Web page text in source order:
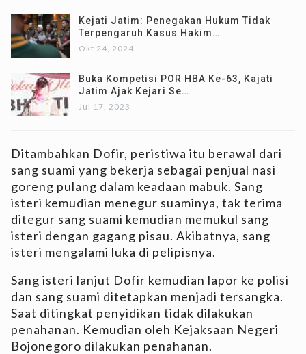
Kejati Jatim: Penegakan Hukum Tidak
Terpengaruh Kasus Hakim…
Okt 24, 2024
Buka Kompetisi POR HBA Ke-63, Kajati
Jatim Ajak Kejari Se…
Jul 17, 2023
Ditambahkan Dofir, peristiwa itu berawal dari
sang suami yang bekerja sebagai penjual nasi
goreng pulang dalam keadaan mabuk. Sang
isteri kemudian menegur suaminya, tak terima
ditegur sang suami kemudian memukul sang
isteri dengan gagang pisau. Akibatnya, sang
isteri mengalami luka di pelipisnya.
Sang isteri lanjut Dofir kemudian lapor ke polisi
dan sang suami ditetapkan menjadi tersangka.
Saat ditingkat penyidikan tidak dilakukan
penahanan. Kemudian oleh Kejaksaan Negeri
Bojonegoro dilakukan penahanan.